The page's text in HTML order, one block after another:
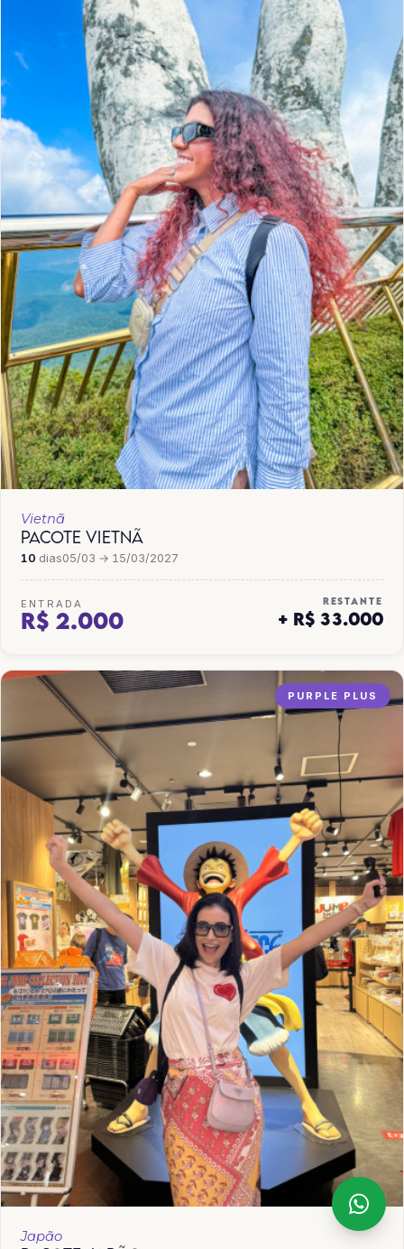
Vietnã
PACOTE VIETNÃ
10 dias05/03 → 15/03/2027
ENTRADA
R$ 2.000
RESTANTE
+ R$ 33.000
PURPLE PLUS
Japão